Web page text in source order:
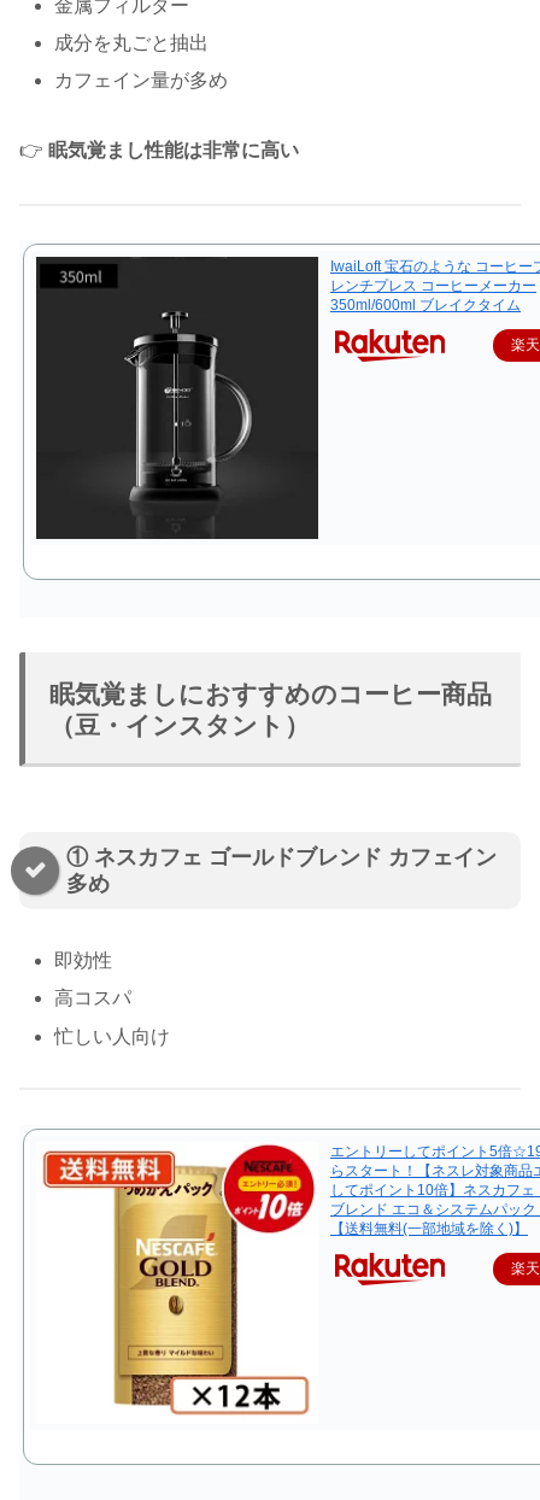
金属フィルター
成分を丸ごと抽出
カフェイン量が多め
👉 眠気覚まし性能は非常に高い
IwaiLoft 宝石のような コーヒー
レンチプレス コーヒーメーカー
350ml/600ml ブレイクタイム
楽
眠気覚ましにおすすめのコーヒー商品
（豆・インスタント）
① ネスカフェ ゴールドブレンド カフェイン
多め
即効性
高コスパ
忙しい人向け
エントリーしてポイント5倍
らスタート！【ネスレ対象商品
してポイント10倍】ネスカフェ
ブレンド エコ＆システムパッ
【送料無料(一部地域を除く)】
楽